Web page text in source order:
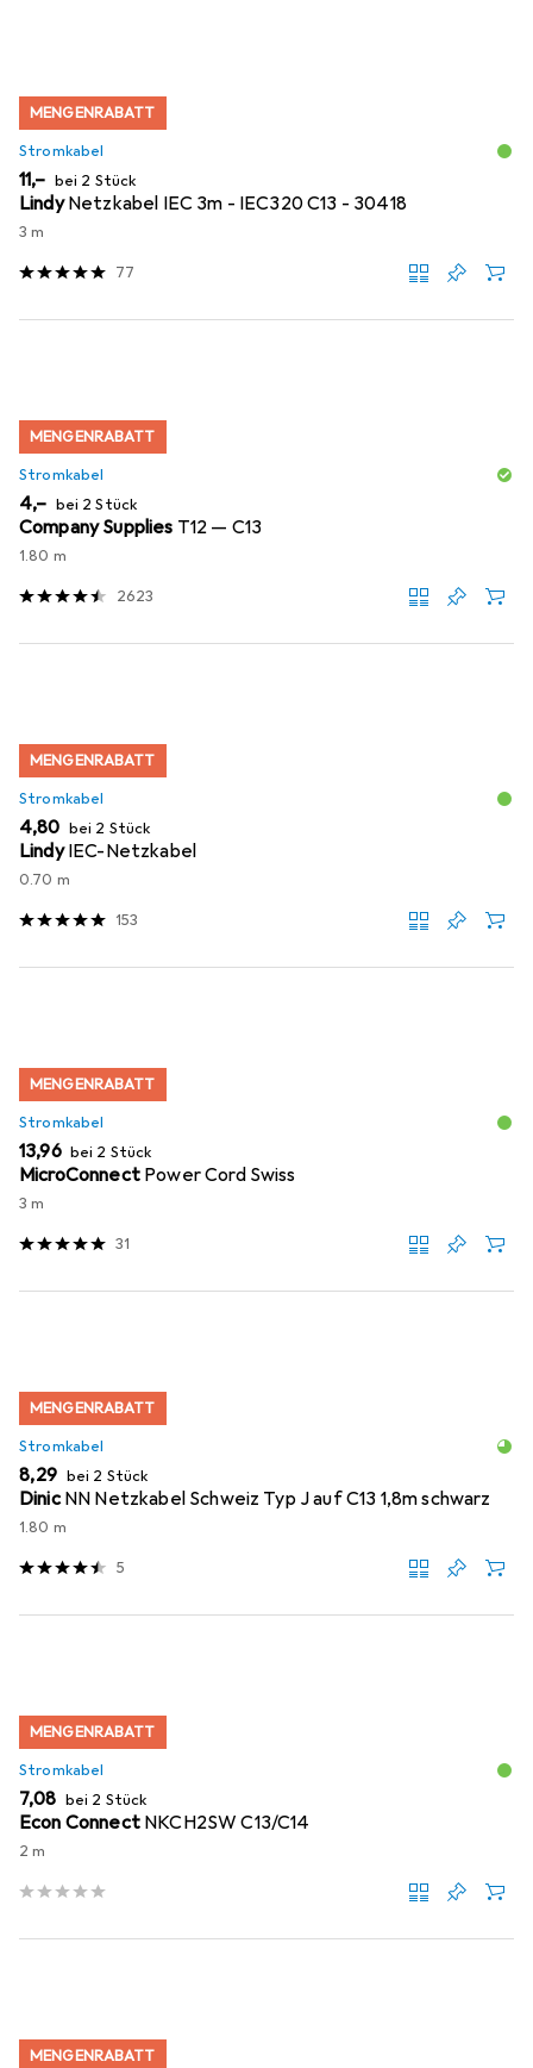
MENGENRABATT
Stromkabel
EUR
11,– bei 2 Stück
Lindy Netzkabel IEC 3m - IEC320 C13 - 30418
3 m
77
MENGENRABATT
Stromkabel
EUR
4,– bei 2 Stück
Company Supplies T12 — C13
1.80 m
2623
MENGENRABATT
Stromkabel
EUR
4,80 bei 2 Stück
Lindy IEC-Netzkabel
0.70 m
153
MENGENRABATT
Stromkabel
EUR
13,96 bei 2 Stück
MicroConnect Power Cord Swiss
3 m
31
MENGENRABATT
Stromkabel
EUR
8,29 bei 2 Stück
Dinic NN Netzkabel Schweiz Typ J auf C13 1,8m schwarz
1.80 m
5
MENGENRABATT
Stromkabel
EUR
7,08 bei 2 Stück
Econ Connect NKCH2SW C13/C14
2 m
MENGENRABATT